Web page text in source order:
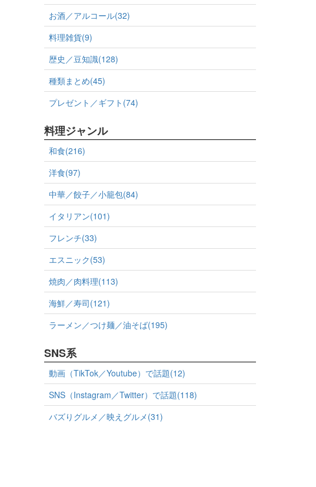
お酒／アルコール(32)
料理雑貨(9)
歴史／豆知識(128)
種類まとめ(45)
プレゼント／ギフト(74)
料理ジャンル
和食(216)
洋食(97)
中華／餃子／小籠包(84)
イタリアン(101)
フレンチ(33)
エスニック(53)
焼肉／肉料理(113)
海鮮／寿司(121)
ラーメン／つけ麺／油そば(195)
SNS系
動画（TikTok／Youtube）で話題(12)
SNS（Instagram／Twitter）で話題(118)
バズりグルメ／映えグルメ(31)